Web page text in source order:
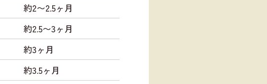
約2〜2.5ヶ月
約2.5〜3ヶ月
約3ヶ月
約3.5ヶ月